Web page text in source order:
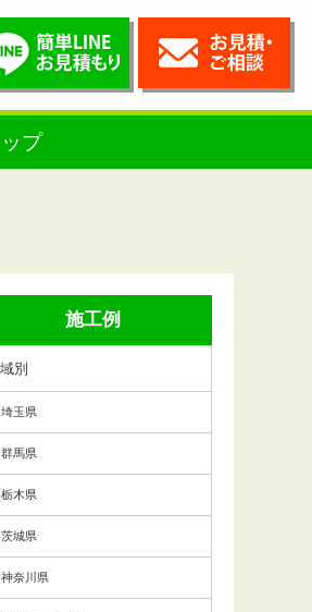
プ
施工例
別
埼玉県
群馬県
栃木県
茨城県
神奈川県